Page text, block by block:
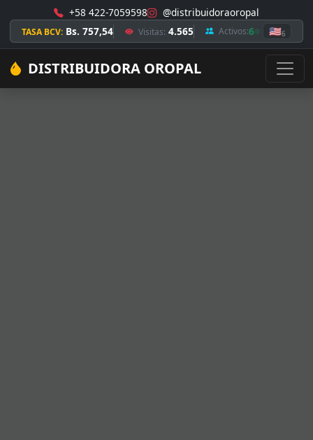
+58 422-7059598 @distribuidoraoropal
TASA BCV: Bs. 757,54 Visitas: 4.565 Activos:6 🇺🇸6
DISTRIBUIDORA OROPAL